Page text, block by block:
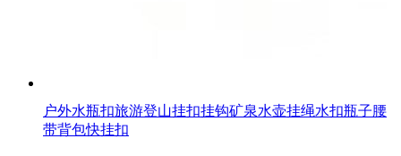
户外水瓶扣旅游登山挂扣挂钩矿泉水壶挂绳水扣瓶子腰
带背包快挂扣